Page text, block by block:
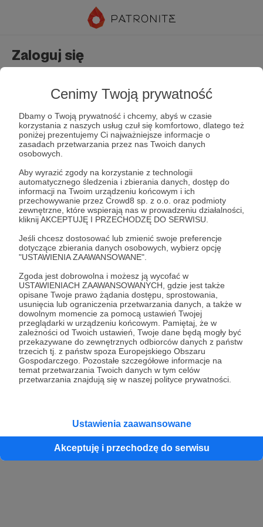
Cenimy Twoją prywatność
Dbamy o Twoją prywatność i chcemy, abyś w czasie
korzystania z naszych usług czuł się komfortowo, dlatego też
poniżej prezentujemy Ci najważniejsze informacje o
zasadach przetwarzania przez nas Twoich danych
osobowych.
Aby wyrazić zgody na korzystanie z technologii
automatycznego śledzenia i zbierania danych, dostęp do
informacji na Twoim urządzeniu końcowym i ich
przechowywanie przez Crowd8 sp. z o.o. oraz podmioty
zewnętrzne, które wspierają nas w prowadzeniu działalności,
kliknij AKCEPTUJĘ I PRZECHODZĘ DO SERWISU.
Jeśli chcesz dostosować lub zmienić swoje preferencje
dotyczące zbierania danych osobowych, wybierz opcję
"USTAWIENIA ZAAWANSOWANE".
Zgoda jest dobrowolna i możesz ją wycofać w
USTAWIENIACH ZAAWANSOWANYCH, gdzie jest także
opisane Twoje prawo żądania dostępu, sprostowania,
usunięcia lub ograniczenia przetwarzania danych, a także w
dowolnym momencie za pomocą ustawień Twojej
przeglądarki w urządzeniu końcowym. Pamiętaj, że w
zależności od Twoich ustawień, Twoje dane będą mogły być
przekazywane do zewnętrznych odbiorców danych z państw
trzecich tj. z państw spoza Europejskiego Obszaru
Gospodarczego. Pozostałe szczegółowe informacje na
temat przetwarzania Twoich danych w tym celów
przetwarzania znajdują się w naszej polityce prywatności.
Ustawienia zaawansowane
Akceptuję i przechodzę do serwisu
Zaloguj się
Zapamiętaj mnie Zapomniałeś hasła?
Zaloguj
lub
Kontynuuj z Google
Kontynuuj z Facebook
Kontynuuj z Apple
konta przez osobę niepełnoletnią” dostępny w regulaminie Patronite.pl